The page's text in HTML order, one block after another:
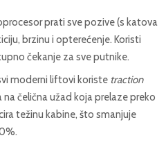
prati sve pozive (s katova
brzinu i opterećenje. Koristi
čekanje za sve putnike.
moderni liftovi koriste traction
čelična užad koja prelaze preko
težinu kabine, što smanjuje